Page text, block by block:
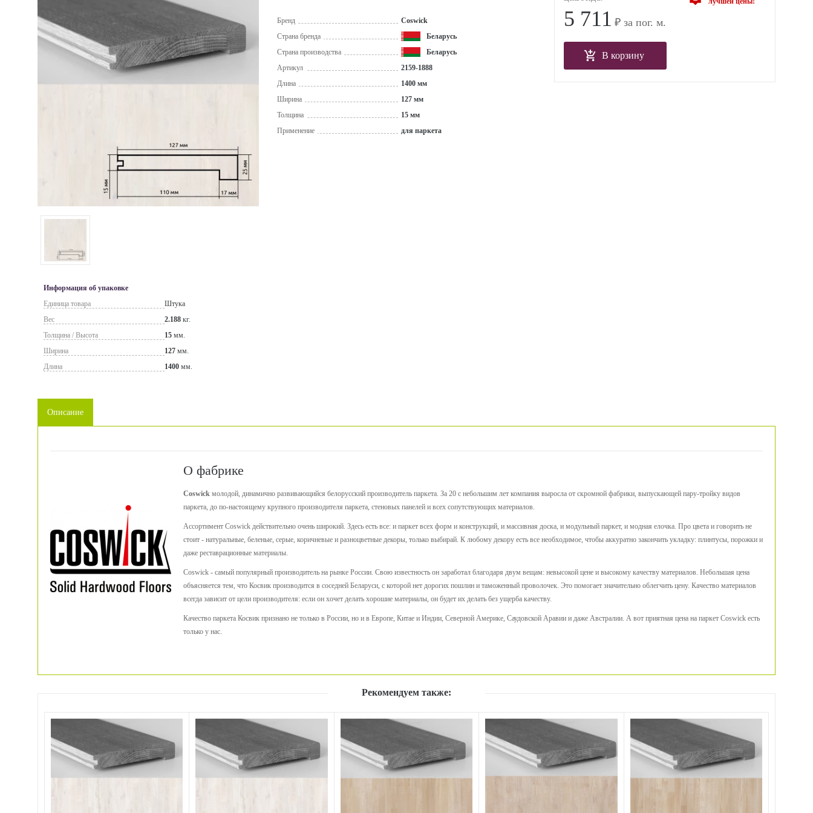
Информация об упаковке
Единица товара
Штука
Вес
2.188 кг.
Толщина / Высота
15 мм.
Ширина
127 мм.
Длина
1400 мм.
Бренд
Coswick
Страна бренда
Беларусь
Страна производства
Беларусь
Артикул
2159-1888
Длина
1400 мм
Ширина
127 мм
Толщина
15 мм
Применение
для паркета
5 711 ₽ за пог. м.
В корзину
Описание
О фабрике
Coswick молодой, динамично развивающийся белорусский производитель паркета. За 20 с небольшим лет компания выросла от скромной фабрики, выпускающей пару-тройку видов
паркета, до по-настоящему крупного производителя паркета, стеновых панелей и всех сопутствующих материалов.
Ассортимент Coswick действительно очень широкий. Здесь есть все: и паркет всех форм и конструкций, и массивная доска, и модульный паркет, и модная елочка. Про цвета и говорить не
стоит - натуральные, беленые, серые, коричневые и разноцветные декоры, только выбирай. К любому декору есть все необходимое, чтобы аккуратно закончить укладку: плинтусы, порожки и
даже реставрационные материалы.
Coswick - самый популярный производитель на рынке России. Свою известность он заработал благодаря двум вещам: невысокой цене и высокому качеству материалов. Небольшая цена
объясняется тем, что Косвик производится в соседней Беларуси, с которой нет дорогих пошлин и таможенный проволочек. Это помогает значительно облегчить цену. Качество материалов
всегда зависит от цели производителя: если он хочет делать хорошие материалы, он будет их делать без ущерба качеству.
Качество паркета Косвик признано не только в России, но и в Европе, Китае и Индии, Северной Америке, Саудовской Аравии и даже Австралии. А вот приятная цена на паркет Coswick есть
только у нас.
Рекомендуем также: